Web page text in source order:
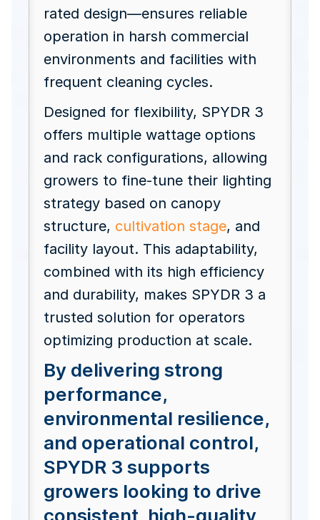
rated design—ensures reliable
operation in harsh commercial
environments and facilities with
frequent cleaning cycles.
Designed for flexibility, SPYDR 3
offers multiple wattage options
and rack configurations, allowing
growers to fine-tune their lighting
strategy based on canopy
structure, cultivation stage, and
facility layout. This adaptability,
combined with its high efficiency
and durability, makes SPYDR 3 a
trusted solution for operators
optimizing production at scale.
By delivering strong
performance,
environmental resilience,
and operational control,
SPYDR 3 supports
growers looking to drive
consistent, high-quality